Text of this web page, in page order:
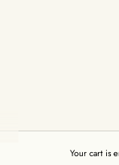
Your cart is